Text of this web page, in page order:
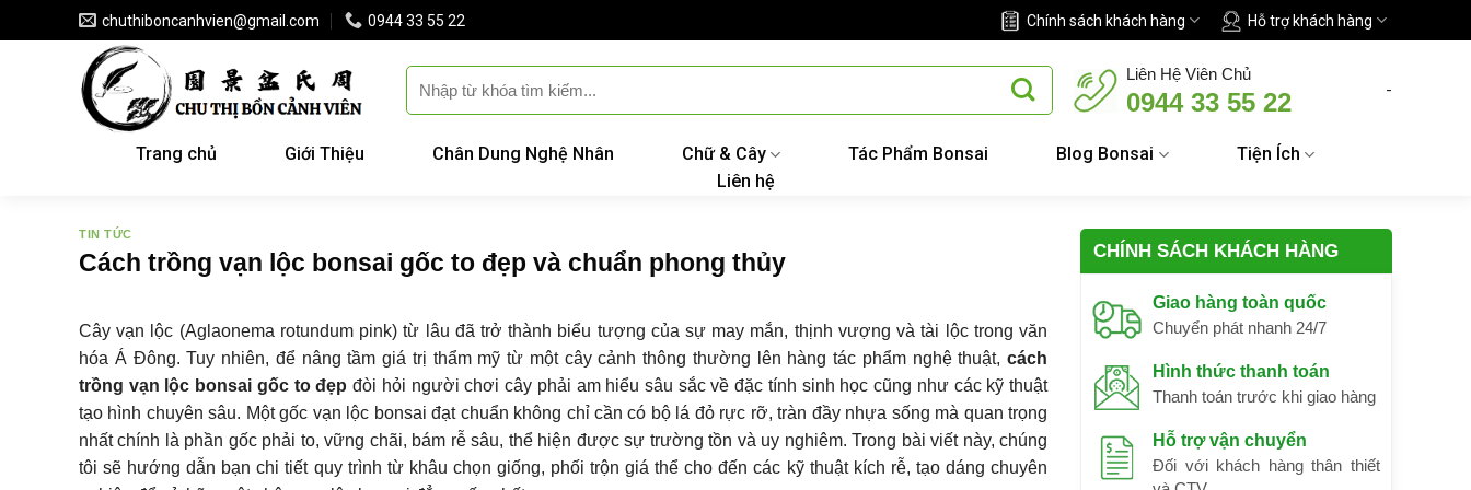
to
chuthiboncanhvien@gmail.com 0944 33 55 22 Chính sách khách hàng Hỗ trợ khách hàng
Liên Hệ Viên Chủ
0944 33 55 22 -
Trang chủ Giới Thiệu Chân Dung Nghệ Nhân Chữ & Cây Tác Phẩm Bonsai Blog Bonsai
Tiện Ích
Liên hệ
TIN TỨC
Cách trồng vạn lộc bonsai gốc to đẹp và chuẩn phong thủy
Cây vạn lộc (Aglaonema rotundum pink) từ lâu đã trở thành biểu tượng của sự may mắn, thịnh vượng và tài lộc trong văn
hóa Á Đông. Tuy nhiên, để nâng tầm giá trị thẩm mỹ từ một cây cảnh thông thường lên hàng tác phẩm nghệ thuật, cách
trồng vạn lộc bonsai gốc to đẹp đòi hỏi người chơi cây phải am hiểu sâu sắc về đặc tính sinh học cũng như các kỹ thuật
tạo hình chuyên sâu. Một gốc vạn lộc bonsai đạt chuẩn không chỉ cần có bộ lá đỏ rực rỡ, tràn đầy nhựa sống mà quan trọng
nhất chính là phần gốc phải to, vững chãi, bám rễ sâu, thể hiện được sự trường tồn và uy nghiêm. Trong bài viết này, chúng
tôi sẽ hướng dẫn bạn chi tiết quy trình từ khâu chọn giống, phối trộn giá thể cho đến các kỹ thuật kích rễ, tạo dáng chuyên
CHÍNH SÁCH KHÁCH HÀNG
Giao hàng toàn quốc
Chuyển phát nhanh 24/7
Hình thức thanh toán
Thanh toán trước khi giao hàng
Hỗ trợ vận chuyển
Đối với khách hàng thân thiết